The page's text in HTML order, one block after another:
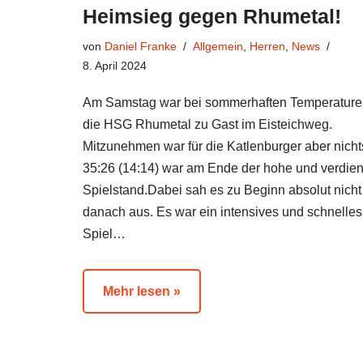
Heimsieg gegen Rhumetal!
von Daniel Franke Allgemein Herren
News
8. April 2024
Am Samstag war bei sommerhaften
die HSG Rhumetal zu Gast im Eisteichweg.
Mitzunehmen war für die Katlenburger aber
35:26 (14:14) war am Ende der hohe und
Spielstand.Dabei sah es zu Beginn absolut nicht
danach aus. Es war ein intensives und schnelles
Spiel…
Mehr lesen »